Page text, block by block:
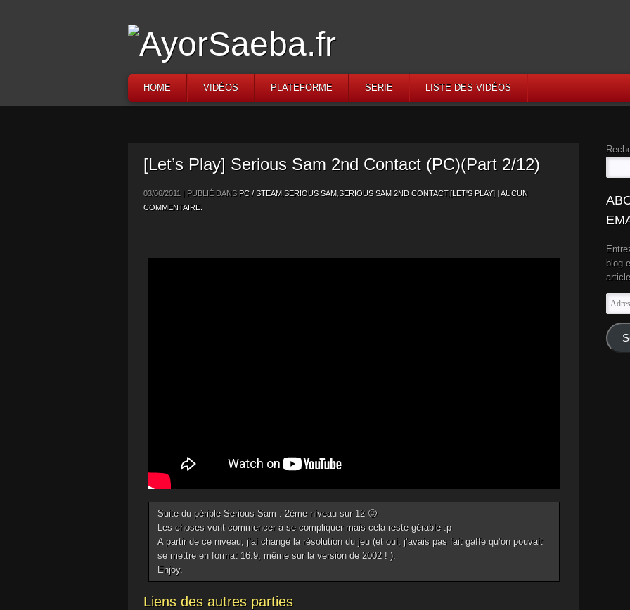
HOME VIDÉOS PLATEFORME SERIE LISTE DES VIDÉOS
[Let’s Play] Serious Sam 2nd Contact (PC)(Part 2/12)
03/06/2011 | PUBLIÉ DANS PC / STEAM SERIOUS SAM SERIOUS SAM 2ND CONTACT,[LET'S PLAY] |AUCUN
COMMENTAIRE.
Suite du périple Serious Sam : 2ème niveau sur 12 🙂
Les choses vont commencer à se compliquer mais cela reste gérable :p
A partir de ce niveau, j’ai changé la résolution du jeu (et oui, j’avais pas fait gaffe qu’on pouvait
se mettre en format 16:9, même sur la version de 2002 ! ).
Enjoy.
Liens des autres parties
blog
e-
mail